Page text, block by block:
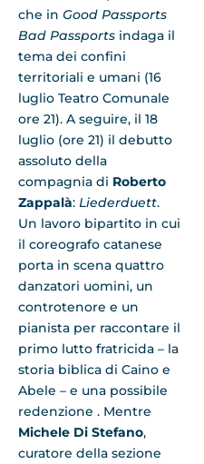
che in Good Passports
Bad Passports indaga il
tema dei confini
territoriali e umani (16
luglio Teatro Comunale
ore 21). A seguire, il 18
luglio (ore 21) il debutto
assoluto della
compagnia di Roberto
Zappalà: Liederduett.
Un lavoro bipartito in cui
il coreografo catanese
porta in scena quattro
danzatori uomini, un
controtenore e un
pianista per raccontare il
primo lutto fratricida – la
storia biblica di Caino e
Abele – e una possibile
redenzione . Mentre
Michele Di Stefano,
curatore della sezione